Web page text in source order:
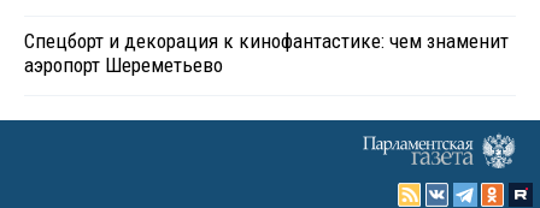
Спецборт и декорация к кинофантастике: чем знаменит
аэропорт Шереметьево